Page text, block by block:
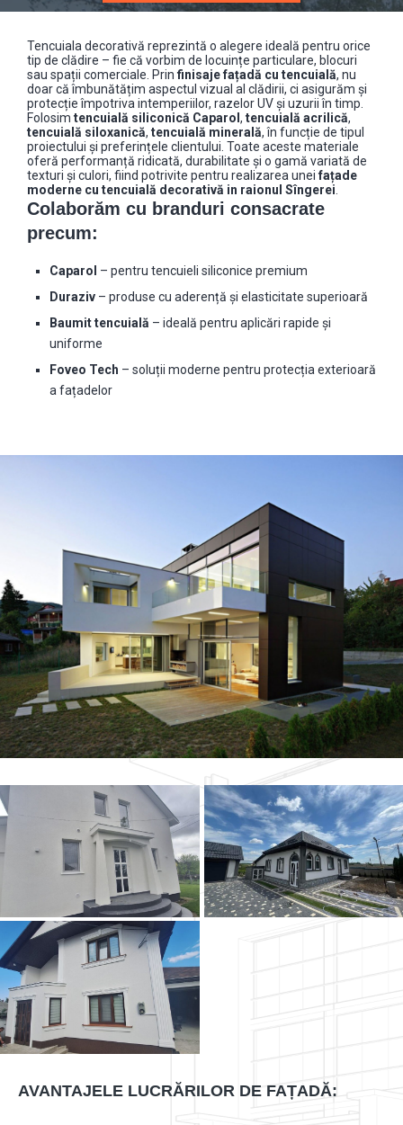
Tencuiala decorativă reprezintă o alegere ideală pentru orice
tip de clădire – fie că vorbim de locuințe particulare, blocuri
sau spații comerciale. Prin finisaje fațadă cu tencuială, nu
doar că îmbunătățim aspectul vizual al clădirii, ci asigurăm și
protecție împotriva intemperiilor, razelor UV și uzurii în timp.
Folosim tencuială siliconică Caparol , tencuială acrilică,
tencuială siloxanică, tencuială minerală, în funcție de tipul
proiectului și preferințele clientului. Toate aceste materiale
oferă performanță ridicată, durabilitate și o gamă variată de
texturi și culori, fiind potrivite pentru realizarea uneifațade
moderne cu tencuială decorativă in raionul Sîngerei.
Colaborăm cu branduri consacrate
precum:
Caparol – pentru tencuieli siliconice premium
Duraziv – produse cu aderență și elasticitate superioară
Baumit tencuială – ideală pentru aplicări rapide și
uniforme
Foveo Tech – soluții moderne pentru protecția exterioară
a fațadelor
AVANTAJELE LUCRĂRILOR DE FAȚADĂ: